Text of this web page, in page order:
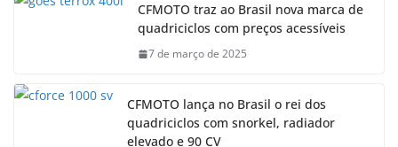
CFMOTO traz ao Brasil nova marca de
quadriciclos com preços acessíveis
7 de março de 2025
CFMOTO lança no Brasil o rei dos
quadriciclos com snorkel, radiador
elevado e 90 CV